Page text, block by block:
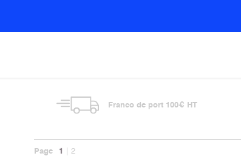
Franco de port 100€ HT
Page 1 2